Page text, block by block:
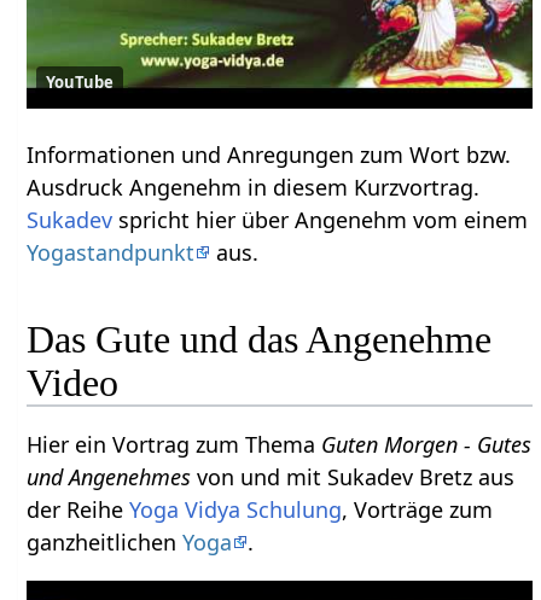
YouTube
Informationen und Anregungen zum Wort bzw.
Ausdruck Angenehm‏‎ in diesem Kurzvortrag.
Sukadev
spricht hier über Angenehm‏‎ vom einem
Yogastandpunkt
aus.
Das Gute und das Angenehme
Video
Hier ein Vortrag zum Thema Guten Morgen - Gutes
und Angenehmesvon und mit Sukadev Bretz aus
der ReiheYoga Vidya Schulung, Vorträge zum
ganzheitlichenYoga .